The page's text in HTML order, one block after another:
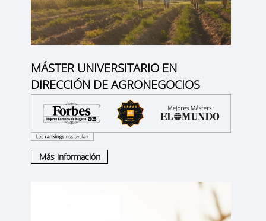
MÁSTER UNIVERSITARIO EN
DIRECCIÓN DE AGRONEGOCIOS
Más información